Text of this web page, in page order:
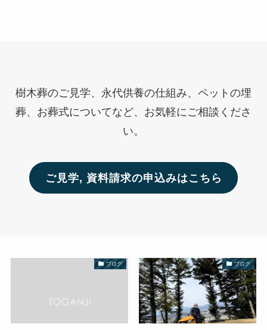
樹木葬のご見学、永代供養の仕組み、ペットの埋
葬、お葬式についてなど、お気軽にご相談くださ
い。
ご見学, 資料請求の申込みはこちら
ブログ ブログ